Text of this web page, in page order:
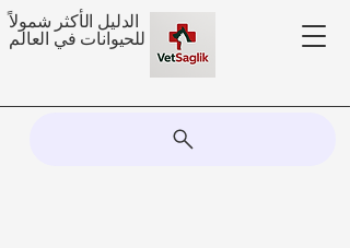
الدليل الأكثر شمولاً
للحيوانات في العالم